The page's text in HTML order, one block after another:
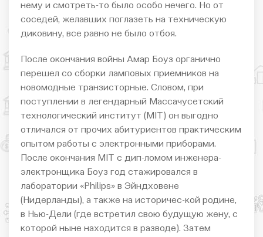
нему и смотреть-то было особо нечего. Но от
соседей, желавших поглазеть на техническую
диковину, все равно не было отбоя.
После окончания войны Амар Боуз органично
перешел со сборки ламповых приемников на
новомодные транзисторные. Словом, при
поступлении в легендарный Массачусетский
технологический институт (MIT) он выгодно
отличался от прочих абитуриентов практическим
опытом работы с электронными приборами.
После окончания MIT с дип-ломом инженера-
электронщика Боуз год стажировался в
лаборатории «Philips» в Эйндховене
(Нидерланды), а также на историчес-кой родине,
в Нью-Дели (где встретил свою будущую жену, с
которой ныне находится в разводе). Затем